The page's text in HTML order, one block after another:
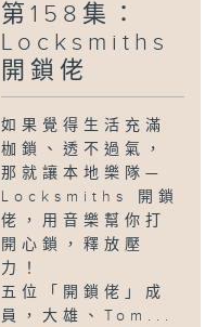
第158集：
Locksmiths
開鎖佬
如果覺得生活充滿
枷鎖、透不過氣，
那就讓本地樂隊—
Locksmiths 開鎖
佬，用音樂幫你打
開心鎖，釋放壓
力！
五位「開鎖佬」成
員，大雄、Tom...